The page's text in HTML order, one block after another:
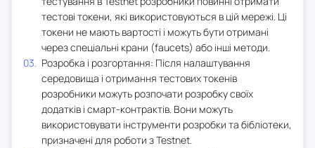
тестові токени, які використовуються в цій мережі. Ці
токени не мають вартості і можуть бути отримані
через спеціальні крани (faucets) або інші методи.
Розробка і розгортання: Після налаштування
середовища і отримання тестових токенів
розробники можуть розпочати розробку своїх
додатків і смарт-контрактів. Вони можуть
використовувати інструменти розробки та бібліотеки,
призначені для роботи з Testnet.